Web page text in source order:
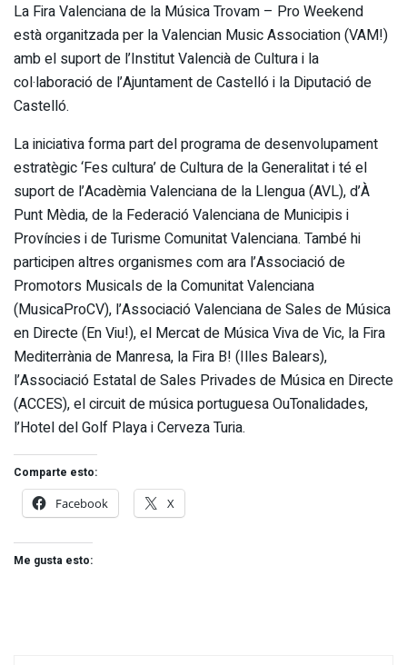
La Fira Valenciana de la Música Trovam – Pro Weekend
està organitzada per la Valencian Music Association (VAM!)
amb el suport de l’Institut Valencià de Cultura i la
col·laboració de l’Ajuntament de Castelló i la Diputació de
Castelló.
La iniciativa forma part del programa de desenvolupament
estratègic ‘Fes cultura’ de Cultura de la Generalitat i té el
suport de l’Acadèmia Valenciana de la Llengua (AVL), d’À
Punt Mèdia, de la Federació Valenciana de Municipis i
Províncies i de Turisme Comunitat Valenciana. També hi
participen altres organismes com ara l’Associació de
Promotors Musicals de la Comunitat Valenciana
(MusicaProCV), l’Associació Valenciana de Sales de Música
en Directe (En Viu!), el Mercat de Música Viva de Vic, la Fira
Mediterrània de Manresa, la Fira B! (Illes Balears),
l’Associació Estatal de Sales Privades de Música en Directe
(ACCES), el circuit de música portuguesa OuTonalidades,
l’Hotel del Golf Playa i Cerveza Turia.
Comparte esto:
Facebook
X
Me gusta esto: